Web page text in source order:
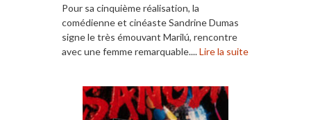
Pour sa cinquième réalisation, la
comédienne et cinéaste Sandrine Dumas
signe le très émouvant Marilú, rencontre
avec une femme remarquable....Lire la suite